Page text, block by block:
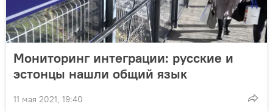
Мониторинг интеграции: русские и
эстонцы нашли общий язык
11 мая 2021, 19:40